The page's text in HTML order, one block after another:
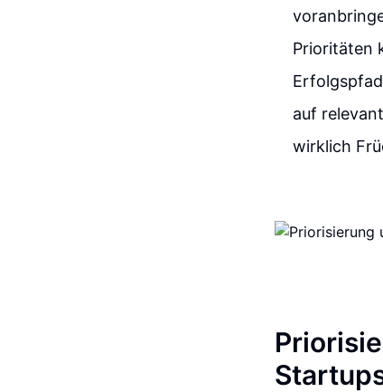
Prioritäten
auf
wirklich